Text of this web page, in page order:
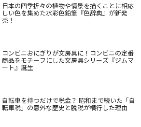
日本の四季折々の植物や情景を描くことに相応
しい色を集めた水彩色鉛筆『色辞典』が新発
売！
コンビニおにぎりが文房具に！コンビニの定番
商品をモチーフにした文房具シリーズ『ジムマ
ート』誕生
自転車を持つだけで税金？ 昭和まで続いた「自
転車税」の意外な歴史と脱税が横行した理由